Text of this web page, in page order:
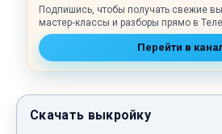
Подпишись, чтобы получать свежие
мастер‑классы и разборы прямо в
Перейти в